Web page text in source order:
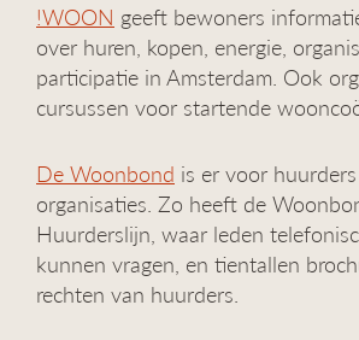
!WOON geeft bewoners
over huren, kopen, energie,
participatie in Amsterdam. Ook
cursussen voor startende
De Woonbond is er voor
organisaties. Zo heeft de
Huurderslijn, waar leden
kunnen vragen, en tientallen
rechten van huurders.